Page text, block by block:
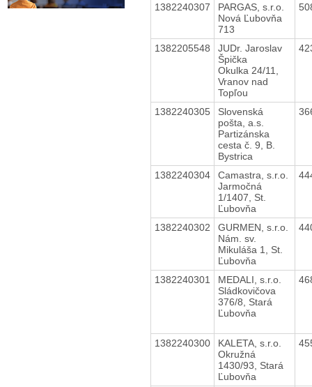
1382240307
PARGAS, s.r.o.
Nová Ľubovňa
713
1382205548
JUDr. Jaroslav
Špička
Okulka 24/11,
Vranov nad
Topľou
1382240305
Slovenská
pošta, a.s.
Partizánska
cesta č. 9, B.
Bystrica
1382240304
Camastra, s.r.o.
Jarmočná
1/1407, St.
Ľubovňa
1382240302
GURMEN, s.r.o.
Nám. sv.
Mikuláša 1, St.
Ľubovňa
1382240301
MEDALI, s.r.o.
Sládkovičova
376/8, Stará
Ľubovňa
1382240300
KALETA, s.r.o.
Okružná
1430/93, Stará
Ľubovňa